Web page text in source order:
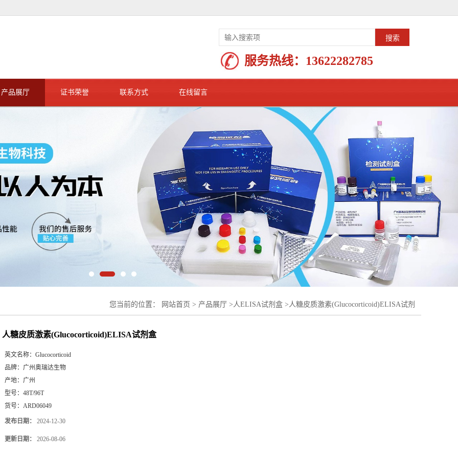
服务热线： 13622282785
产品展厅 证书荣誉 联系方式 在线留言
您当前的位置： 网站首页 > 产品展厅 > 人ELISA试剂盒 > 人糖皮质激素(Glucocorticoid)ELISA试剂
人糖皮质激素(Glucocorticoid)ELISA试剂盒
英文名称： Glucocorticoid
品牌： 广州奥瑞达生物
产地： 广州
型号： 48T/96T
货号： ARD06049
发布日期： 2024-12-30
更新日期： 2026-08-06